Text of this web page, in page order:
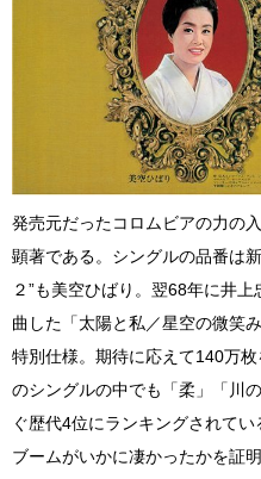
発売元だったコロムビアの力の
顕著である。シングルの品番は
２”も美空ひばり。翌68年に井
曲した「太陽と私／星空の微笑
特別仕様。期待に応えて140万
のシングルの中でも「柔」「川
ぐ歴代4位にランキングされて
ブームがいかに凄かったかを証